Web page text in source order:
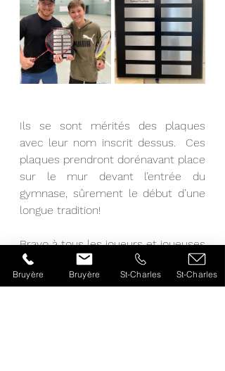
Ils se sont mérités des plaques
avec leur nom inscrit dessus.  Ces
plaques prendront dorénavant place
sur le mur devant l’entrée du
gymnase, sûrement le début d’une
longue tradition!
Bravo à tous les joueurs et joueuses
Bruyère Bruyère St-Charles St-Charles